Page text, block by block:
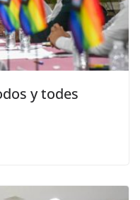
y todes